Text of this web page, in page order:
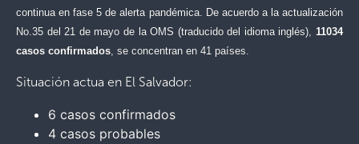
continua en fase 5 de alerta pandémica. De acuerdo a la actualización
No.35 del 21 de mayo de la OMS (traducido del idioma inglés), 11034
casos confirmados, se concentran en 41 países.
Situación actua en El Salvador:
6 casos confirmados
4 casos probables